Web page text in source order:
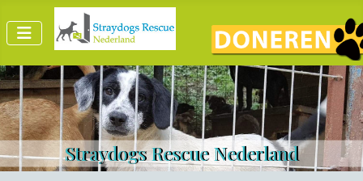
Straydogs Rescue Nederland